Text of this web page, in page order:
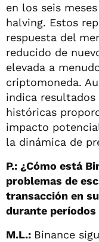
en los seis
halving. Estos
respuesta del
reducido de
elevada a
criptomoneda.
indica
históricas
impacto
la dinámica de
P.: ¿Cómo está
problemas de
transacción en
durante períodos
M.L.: Binance